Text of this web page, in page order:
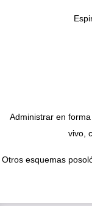
Administrar en
vivo,
Otros esquemas